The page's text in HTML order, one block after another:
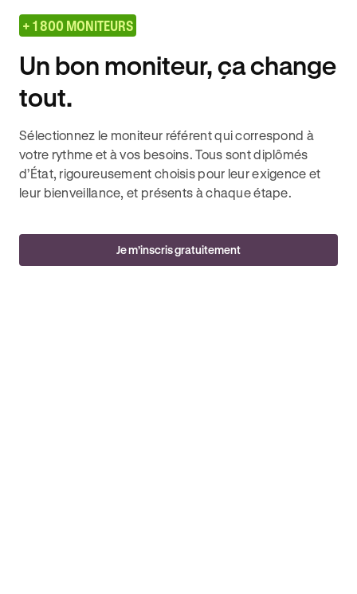
+ 1 800 MONITEURS
Un bon moniteur, ça change
tout.
Sélectionnez le moniteur référent qui correspond à
votre rythme et à vos besoins. Tous sont diplômés
d’État, rigoureusement choisis pour leur exigence et
leur bienveillance, et présents à chaque étape.
Je m’inscris gratuitement